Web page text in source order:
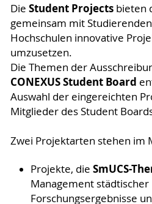
Die Student Projects bieten
gemeinsam mit Studierenden
Hochschulen innovative
umzusetzen.
Die Themen der
CONEXUS Student Board
Auswahl der eingereichten
Mitglieder des Student
Zwei Projektarten stehen im
Projekte, die SmUCS-
Management
Forschungsergebnisse